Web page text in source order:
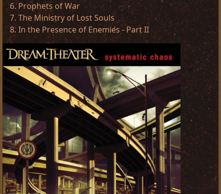
Prophets of War
The Ministry of Lost Souls
In the Presence of Enemies - Part II